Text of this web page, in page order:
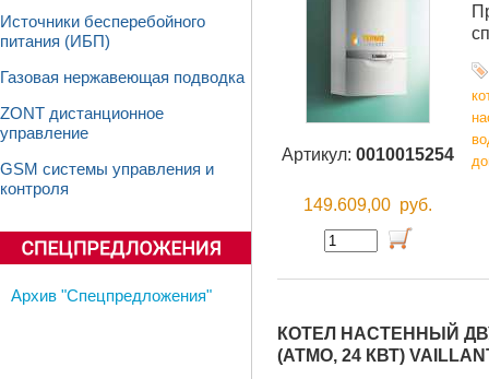
Источники бесперебойного
питания (ИБП)
Газовая нержавеющая подводка
ZONT дистанционное
управление
GSM системы управления и
контроля
Архив "Спецпредложения"
Артикул: 0010015254
149.609,00 руб.
КОТЕЛ НАСТЕННЫЙ
(АТМО, 24 КВТ)